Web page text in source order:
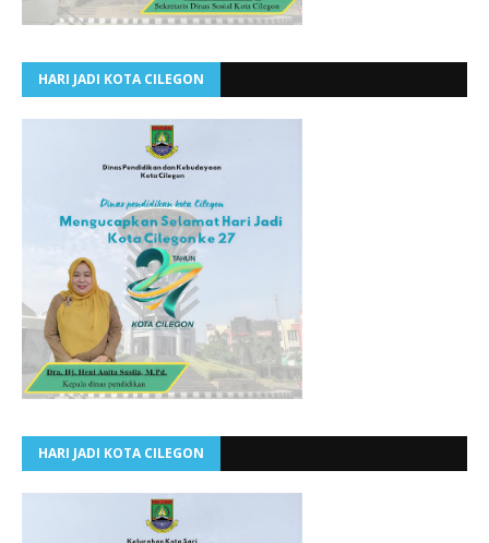
HARI JADI KOTA CILEGON
HARI JADI KOTA CILEGON